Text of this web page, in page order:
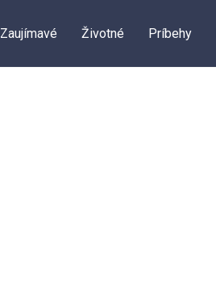
Zaujímavé Životné Príbehy